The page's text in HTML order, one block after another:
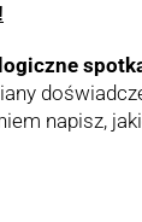
napisz,